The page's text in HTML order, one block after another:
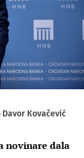
Kovačević
novinare dala